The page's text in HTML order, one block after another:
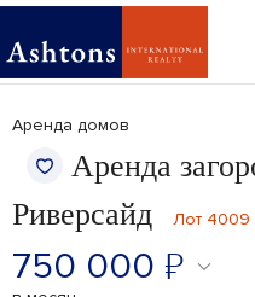
Аренда домов
Аренда
Риверсайд
Лот 4009
750 000 ₽